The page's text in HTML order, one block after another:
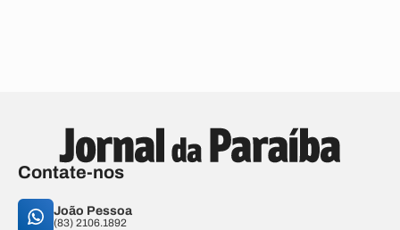
Contate-nos
João Pessoa
(83) 2106.1892